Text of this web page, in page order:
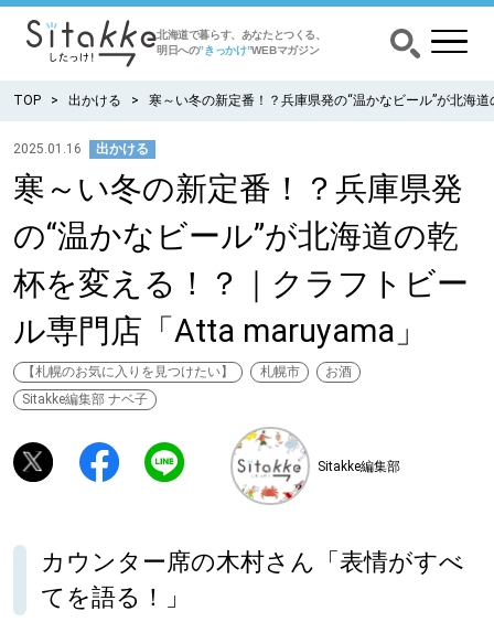
北海道で暮らす、あなたとつくる、
明日への”きっかけ”WEBマガジン
CATEGORY カテゴリー
食べる
出かける
暮らす
深める
ゆるむ
TOP 出かける 寒～い冬の新定番！？兵庫県発の“温かなビール”が北海
2025.01.16 出かける
寒～い冬の新定番！？兵庫県発
の“温かなビール”が北海道の乾
杯を変える！？｜クラフトビー
ル専門店「Atta maruyama」
【札幌のお気に入りを見つけたい】 札幌市
お酒
Sitakke編集部 ナベ子
Sitakke編集部
カウンター席の木村さん「表情がすべ
てを語る！」